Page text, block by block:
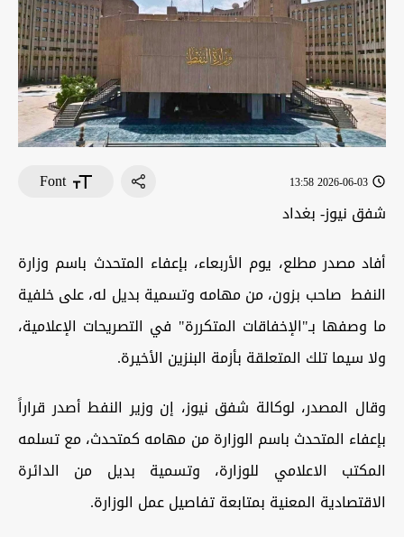
2026-06-03 13:58
Font
شفق نيوز- بغداد
أفاد مصدر مطلع، يوم الأربعاء، بإعفاء المتحدث باسم وزارة
النفط صاحب بزون، من مهامه وتسمية بديل له، على خلفية
ما وصفها بـ"الإخفاقات المتكررة" في التصريحات الإعلامية،
ولا سيما تلك المتعلقة بأزمة البنزين الأخيرة.
وقال المصدر، لوكالة شفق نيوز، إن وزير النفط أصدر قراراً
بإعفاء المتحدث باسم الوزارة من مهامه كمتحدث، مع تسلمه
المكتب الاعلامي للوزارة، وتسمية بديل من الدائرة
الاقتصادية المعنية بمتابعة تفاصيل عمل الوزارة.